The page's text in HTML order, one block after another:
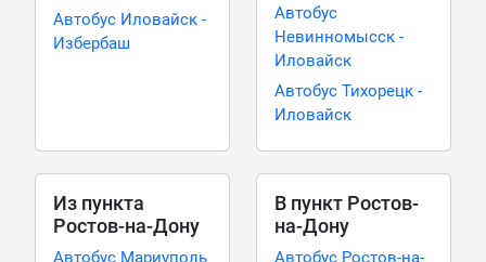
Автобус Иловайск -
Избербаш
Автобус
Невинномысск -
Иловайск
Автобус Тихорецк -
Иловайск
Из пункта
Ростов-на-Дону
Автобус Мариуполь
В пункт Ростов-
на-Дону
Автобус Ростов-на-